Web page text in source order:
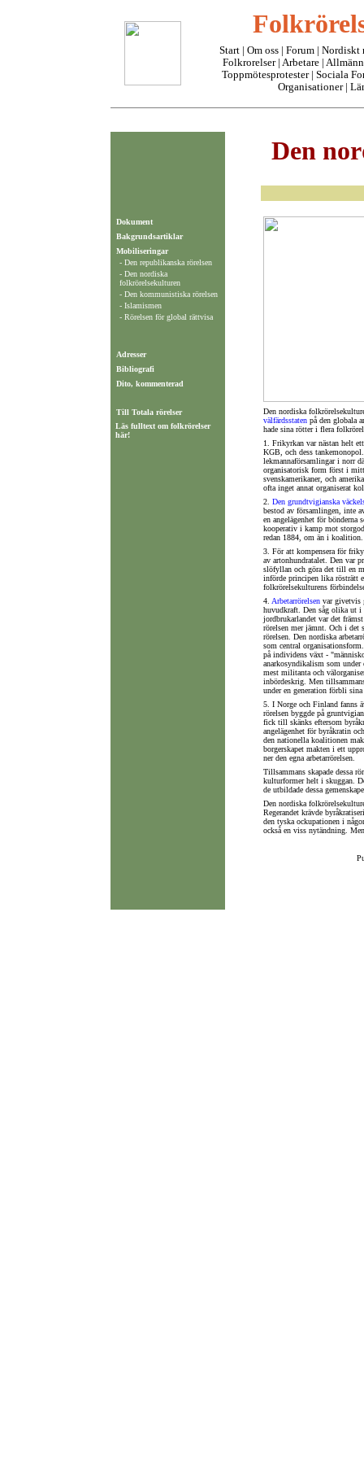
Start Om oss | Forum | Nordiskt
Folkrorelser| Arbetare
Toppmötesprotester| Sociala
Organisationer|
Dokument
Bakgrundsartiklar
Mobiliseringar
- Den republikanska rörelsen
- Den nordiska
folkrörelsekulturen
- Den kommunistiska rörelsen
- Islamismen
- Rörelsen för global rättvisa
Adresser
Bibliografi
Dito, kommenterad
Till Totala rörelser
Läs fulltext om folkrörelser
här!
Den
Den nordiska
välfärdsstaten på den globala
hade sina rötter i flera
1. Frikyrkan var nästan helt
KGB, och dess
lekmannaförsamlingar i norr
organisatorisk form först i
svenskamerikaner, och
ofta inget annat organiserat
2. Den grundtvigianska
bestod av församlingen, inte
en angelägenhet för bönderna
kooperativ i kamp mot
redan 1884, om än i koalition.
3. För att kompensera för
av artonhundratalet. Den var
slöfyllan och göra det till en
införde principen lika rösträtt
folkrörelsekulturens
4. Arbetarrörelsen var givetvis
huvudkraft. Den såg olika ut i
jordbrukarlandet var det
rörelsen mer jämnt. Och i det
rörelsen. Den nordiska
som central
på individens växt -
anarkosyndikalism som
mest militanta och
inbördeskrig. Men
under en generation förbli
5. I Norge och Finland fanns
rörelsen byggde på
fick till skänks eftersom
angelägenhet för byråkratin
den nationella koalitionen
borgerskapet makten i ett
ner den egna arbetarrörelsen.
Tillsammans skapade dessa
kulturformer helt i skuggan.
de utbildade dessa
Den nordiska
Regerandet krävde
den tyska ockupationen i
också en viss nytändning.